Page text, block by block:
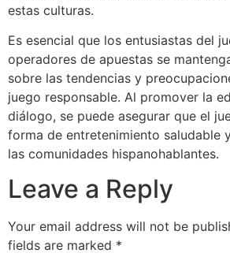
estas culturas.
Es esencial que los entusiastas del
operadores de apuestas se
sobre las tendencias y
juego responsable. Al promover la
diálogo, se puede asegurar que el
forma de entretenimiento saludable
las comunidades hispanohablantes.
Leave a Reply
Your email address will not be
fields are marked *